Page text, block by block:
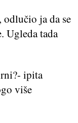
ja da se
Ugleda tada
ipita
više